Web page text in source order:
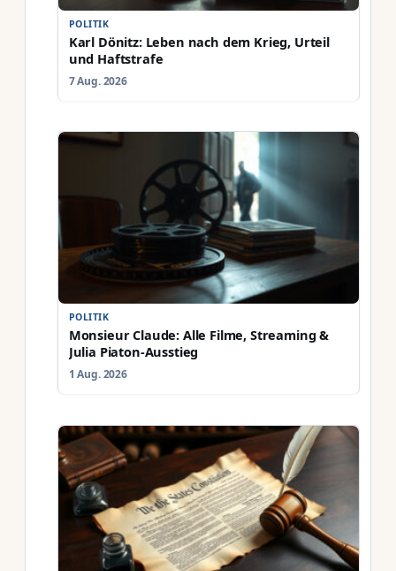
POLITIK
Karl Dönitz: Leben nach dem Krieg, Urteil
und Haftstrafe
7 Aug. 2026
POLITIK
Monsieur Claude: Alle Filme, Streaming &
Julia Piaton-Ausstieg
1 Aug. 2026